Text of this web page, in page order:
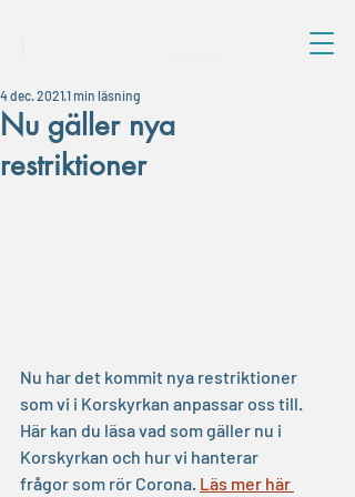
Nu gäller nya
restriktioner
4 dec. 20211 min läsning
Nu har det kommit nya restriktioner
som vi i Korskyrkan anpassar oss till.
Här kan du läsa vad som gäller nu i
Korskyrkan och hur vi hanterar
frågor som rör Corona. Läs mer här